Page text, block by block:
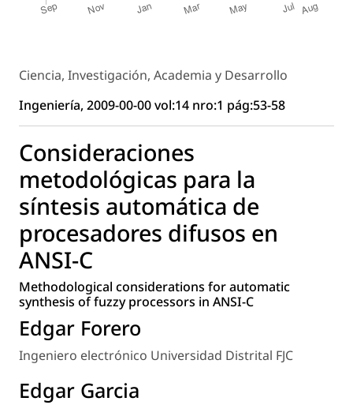
Ciencia, Investigación, Academia y Desarrollo
Ingeniería, 2009-00-00 vol:14 nro:1 pág:53-58
Consideraciones
metodológicas para la
síntesis automática de
procesadores difusos en
ANSI-C
Methodological considerations for automatic
synthesis of fuzzy processors in ANSI-C
Edgar Forero
Ingeniero electrónico Universidad Distrital FJC
Edgar Garcia